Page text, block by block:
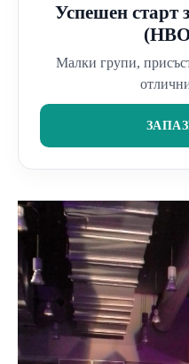
Успешен старт
Малки групи,